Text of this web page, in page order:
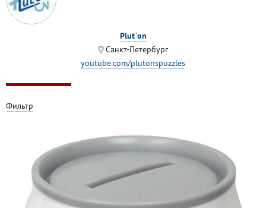
Plut`on
Санкт-Петербург
youtube.com/plutonspuzzles
Фильтр